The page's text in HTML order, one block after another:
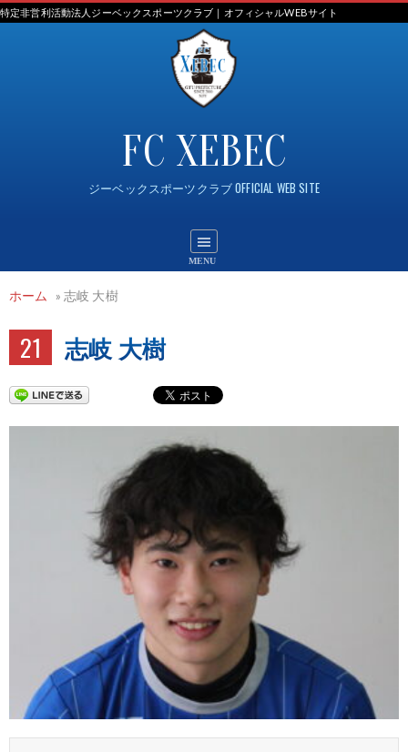
Skip
特定非営利活動法人ジーベックスポーツクラブ｜オフィシャルWEBサイト
FC XEBEC
ジーベックスポーツクラブ OFFICIAL WEB SITE
ホーム » 志岐 大樹
21 志岐 大樹